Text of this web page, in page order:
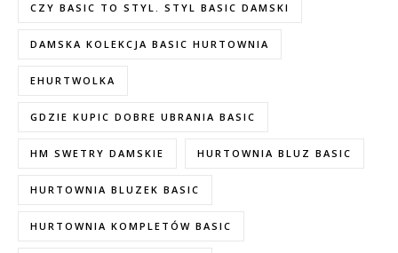
CZY BASIC TO STYL. STYL BASIC DAMSKI
DAMSKA KOLEKCJA BASIC HURTOWNIA
EHURTWOLKA
GDZIE KUPIC DOBRE UBRANIA BASIC
HM SWETRY DAMSKIE HURTOWNIA BLUZ BASIC
HURTOWNIA BLUZEK BASIC
HURTOWNIA KOMPLETÓW BASIC